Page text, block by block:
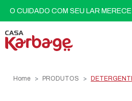
O CUIDADO COM SEU LAR
Home PRODUTOS